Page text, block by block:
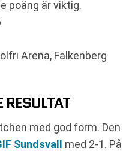
poäng är viktig.
Arena, Falkenberg
RESULTAT
med god form. Den
Sundsvall med 2-1. På